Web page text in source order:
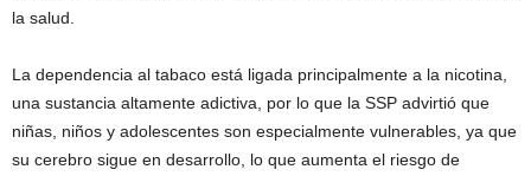
la salud.
La dependencia al tabaco está ligada principalmente a la nicotina,
una sustancia altamente adictiva, por lo que la SSP advirtió que
niñas, niños y adolescentes son especialmente vulnerables, ya que
su cerebro sigue en desarrollo, lo que aumenta el riesgo de